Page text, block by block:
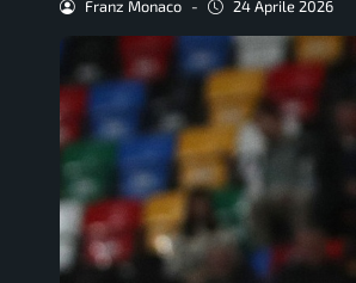
Franz Monaco - 24 Aprile 2026